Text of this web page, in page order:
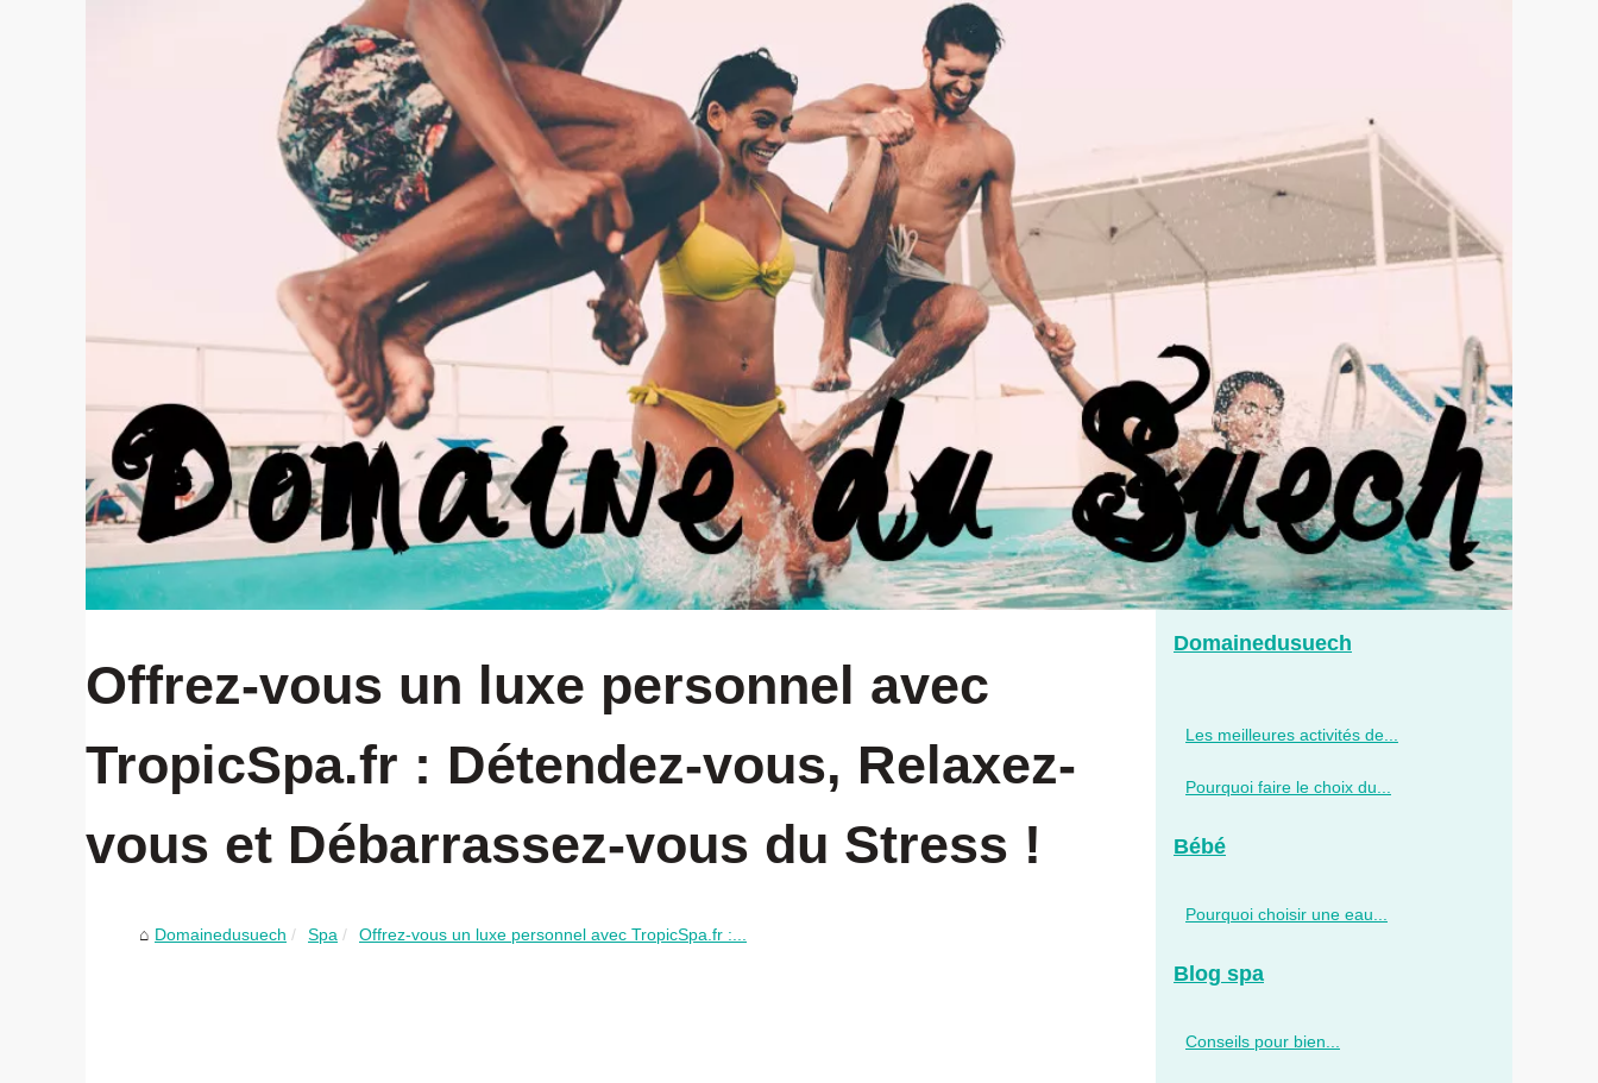
Offrez-vous un luxe personnel avec
TropicSpa.fr : Détendez-vous, Relaxez-
vous et Débarrassez-vous du Stress !
Domainedusuech Spa Offrez-vous un luxe personnel avec TropicSpa.fr :...
Domainedusuech
Les meilleures activités de...
Pourquoi faire le choix du...
Bébé
Pourquoi choisir une eau...
Blog spa
Conseils pour bien...